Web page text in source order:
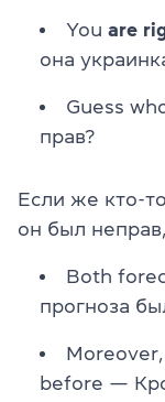
You are
она
Guess
прав?
Если же кто-
он был
Both
прогноза
before —